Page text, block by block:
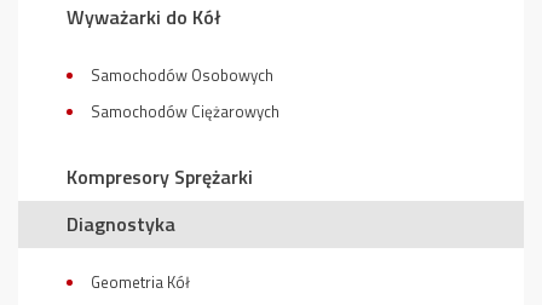
Wyważarki do Kół
Samochodów Osobowych
Samochodów Ciężarowych
Kompresory Sprężarki
Diagnostyka
Geometria Kół